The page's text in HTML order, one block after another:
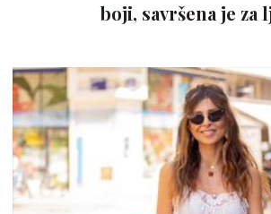
boji, savršena je za